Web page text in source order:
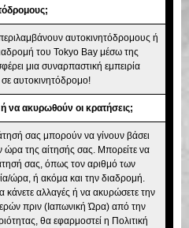
αυτοκινητόδρομους ή
του Tokyo Bay μέσω της
μια συναρπαστική εμπειρία
αυτοκινητόδρομο!
να ακυρωθούν οι κρατήσεις;
σας μπορούν να γίνουν βάσει
ώρα της αίτησής σας. Μπορείτε να
σας, όπως τον αριθμό των
ώρα, ή ακόμα και την διαδρομή.
κάνετε αλλαγές ή να ακυρώσετε την
πριν (Ιαπωνική Ώρα) από την
θα εφαρμοστεί η Πολιτική